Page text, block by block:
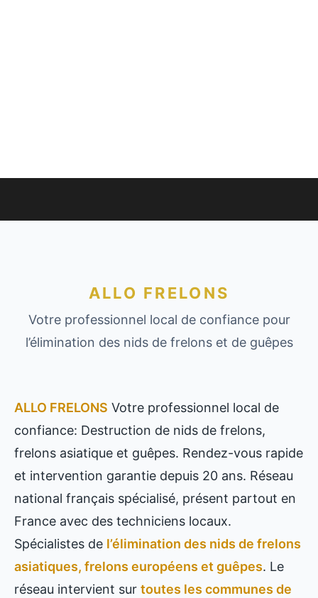
ALLO FRELONS
Votre professionnel local de confiance pour
l’élimination des nids de frelons et de guêpes
ALLO FRELONS Votre professionnel local de
confiance: Destruction de nids de frelons,
frelons asiatique et guêpes. Rendez-vous rapide
et intervention garantie depuis 20 ans. Réseau
national français spécialisé, présent partout en
France avec des techniciens locaux.
Spécialistes de l’élimination des nids de frelons
asiatiques, frelons européens et guêpes. Le
réseau intervient sur toutes les communes de